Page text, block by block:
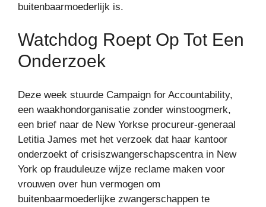
buitenbaarmoederlijk is.
Watchdog Roept Op Tot Een
Onderzoek
Deze week stuurde Campaign for Accountability,
een waakhondorganisatie zonder winstoogmerk,
een brief naar de New Yorkse procureur-generaal
Letitia James met het verzoek dat haar kantoor
onderzoekt of crisiszwangerschapscentra in New
York op frauduleuze wijze reclame maken voor
vrouwen over hun vermogen om
buitenbaarmoederlijke zwangerschappen te